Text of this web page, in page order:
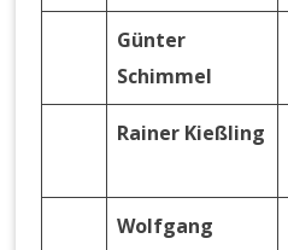
Günter
Schimmel
Rainer Kießling
Wolfgang